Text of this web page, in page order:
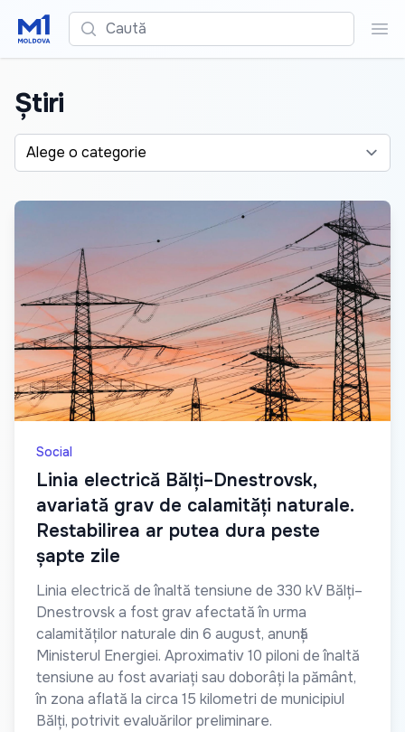
Caută
Știri
Alege o categorie
Social
Linia electrică Bălți–Dnestrovsk,
avariată grav de calamități naturale.
Restabilirea ar putea dura peste
șapte zile
Linia electrică de înaltă tensiune de 330 kV Bălți–
Dnestrovsk a fost grav afectată în urma
calamităților naturale din 6 august, anunță
Ministerul Energiei. Aproximativ 10 piloni de înaltă
tensiune au fost avariați sau doborâți la pământ,
în zona aflată la circa 15 kilometri de municipiul
Bălți, potrivit evaluărilor preliminare.